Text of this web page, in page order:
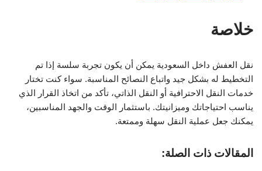
خلاصة
نقل العفش داخل السعودية يمكن أن يكون تجربة سلسة إذا تم
التخطيط له بشكل جيد واتباع النصائح المناسبة. سواء كنت تختار
خدمات النقل الاحترافية أو النقل الذاتي، تأكد من اتخاذ القرار الذي
يناسب احتياجاتك وميزانيتك. باستثمار الوقت والجهد المناسبين،
يمكنك جعل عملية النقل سهلة وممتعة.
المقالات ذات الصلة: